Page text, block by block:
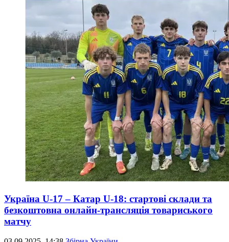
Україна U-17 – Катар U-18: стартові склади та
безкоштовна онлайн-трансляція товариського
матчу